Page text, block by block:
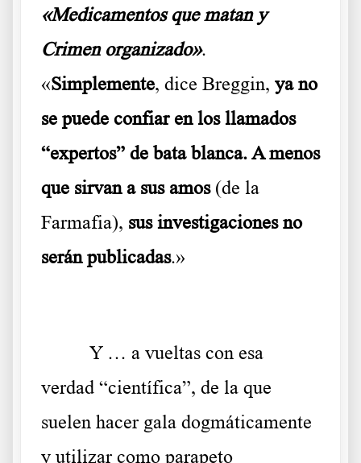
«Medicamentos que matan y
Crimen organizado».
«Simplemente, dice Breggin, ya no
se puede confiar en los llamados
“expertos” de bata blanca. A menos
que sirvan a sus amos(de la
Farmafia), sus investigaciones no
serán publicadas.»
Y … a vueltas con esa
verdad “científica”, de la que
suelen hacer gala dogmáticamente
y utilizar como parapeto